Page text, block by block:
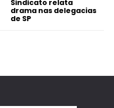
Sindicato relata
drama nas delegacias
de SP